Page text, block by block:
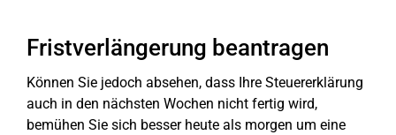
Fristverlängerung beantragen
Können Sie jedoch absehen, dass Ihre Steuererklärung
auch in den nächsten Wochen nicht fertig wird,
bemühen Sie sich besser heute als morgen um eine